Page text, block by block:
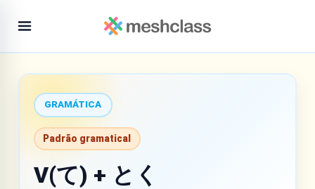
GRAMÁTICA
Padrão gramatical
V(て) + とく